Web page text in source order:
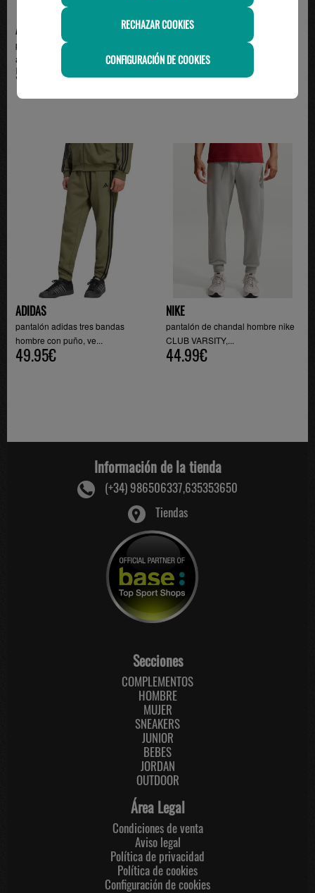
ADIDAS
pantalón de chandal hombre
adidas FEELCOZY , ma...
50.00€
ADIDAS
Pantalón de Chándal Adidas
Algodón 3 Bandas con...
49.95€
ADIDAS
pantalón adidas tres bandas
hombre con puño, ve...
49.95€
NIKE
pantalón de chandal hombre nike
CLUB VARSITY,...
44.99€
Información de la tienda
(+34) 986506337,635353650
Tiendas
Secciones
COMPLEMENTOS
HOMBRE
MUJER
SNEAKERS
JUNIOR
BEBES
JORDAN
OUTDOOR
Área Legal
Condiciones de venta
Aviso legal
Política de privacidad
Política de cookies
Configuración de cookies
RECHAZAR COOKIES
CONFIGURACIÓN DE COOKIES